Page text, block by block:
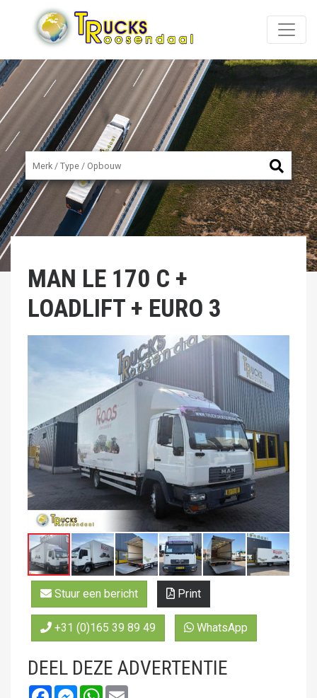
MAN LE 170 C +
LOADLIFT + EURO 3
Stuur een bericht Print
+31 (0)165 39 89 49 WhatsApp
DEEL DEZE ADVERTENTIE
FacebookMessengerWhatsApp